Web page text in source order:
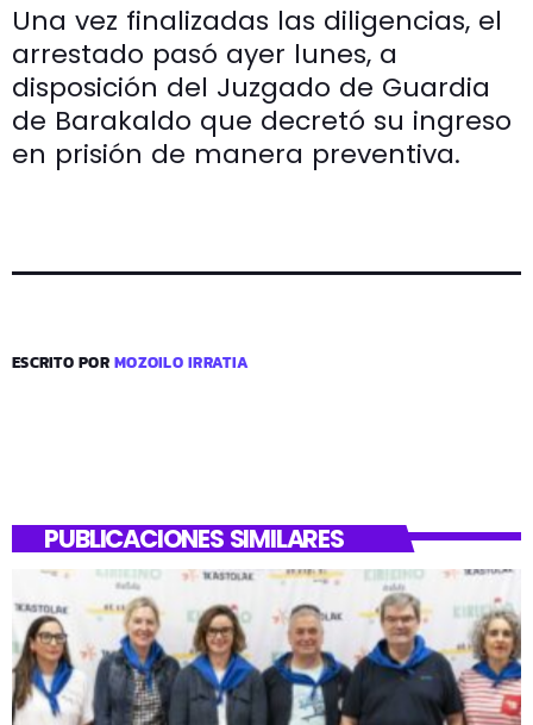
Una vez finalizadas las diligencias, el
arrestado pasó ayer lunes, a
disposición del Juzgado de Guardia
de Barakaldo que decretó su ingreso
en prisión de manera preventiva.
ESCRITO PORMOZOILO IRRATIA
PUBLICACIONES SIMILARES